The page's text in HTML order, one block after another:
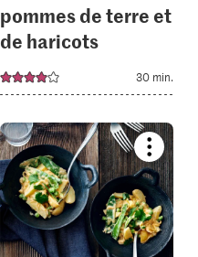
pommes de terre et
de haricots
30 min.
recipe
or
add
it
to
your